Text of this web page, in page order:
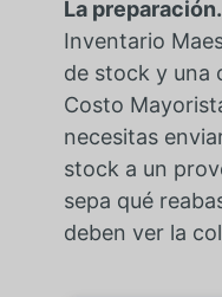
La preparación.
Inventario
de stock y una
Costo
necesitas
stock a un
sepa qué
deben ver la